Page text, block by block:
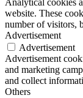
Analytical cookies
website. These
number of visitors,
Advertisement
Advertisement
Advertisement
and marketing
and collect
Others